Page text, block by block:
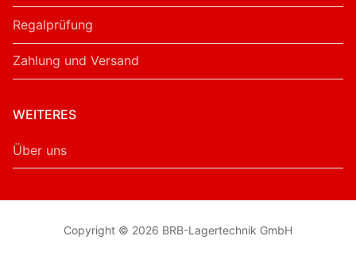
Regalprüfung
Zahlung und Versand
WEITERES
Über uns
Copyright © 2026 BRB-Lagertechnik GmbH